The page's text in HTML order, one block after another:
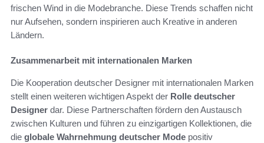
frischen Wind in die Modebranche. Diese Trends schaffen nicht
nur Aufsehen, sondern inspirieren auch Kreative in anderen
Ländern.
Zusammenarbeit mit internationalen Marken
Die Kooperation deutscher Designer mit internationalen Marken
stellt einen weiteren wichtigen Aspekt der Rolle deutscher
Designer dar. Diese Partnerschaften fördern den Austausch
zwischen Kulturen und führen zu einzigartigen Kollektionen, die
die globale Wahrnehmung deutscher Mode positiv